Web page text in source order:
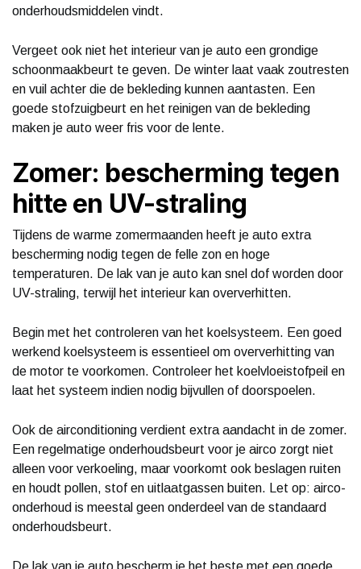
onderhoudsmiddelen vindt.
Vergeet ook niet het interieur van je auto een grondige
schoonmaakbeurt te geven. De winter laat vaak zoutresten
en vuil achter die de bekleding kunnen aantasten. Een
goede stofzuigbeurt en het reinigen van de bekleding
maken je auto weer fris voor de lente.
Zomer: bescherming tegen
hitte en UV-straling
Tijdens de warme zomermaanden heeft je auto extra
bescherming nodig tegen de felle zon en hoge
temperaturen. De lak van je auto kan snel dof worden door
UV-straling, terwijl het interieur kan oververhitten.
Begin met het controleren van het koelsysteem. Een goed
werkend koelsysteem is essentieel om oververhitting van
de motor te voorkomen. Controleer het koelvloeistofpeil en
laat het systeem indien nodig bijvullen of doorspoelen.
Ook de airconditioning verdient extra aandacht in de zomer.
Een regelmatige onderhoudsbeurt voor je airco zorgt niet
alleen voor verkoeling, maar voorkomt ook beslagen ruiten
en houdt pollen, stof en uitlaatgassen buiten. Let op: airco-
onderhoud is meestal geen onderdeel van de standaard
onderhoudsbeurt.
De lak van je auto bescherm je het beste met een goede